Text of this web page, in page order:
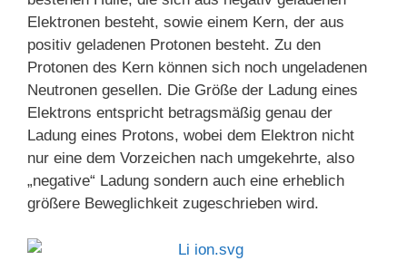
Elektronen besteht, sowie einem Kern, der aus
positiv geladenen Protonen besteht. Zu den
Protonen des Kern können sich noch ungeladenen
Neutronen gesellen. Die Größe der Ladung eines
Elektrons entspricht betragsmäßig genau der
Ladung eines Protons, wobei dem Elektron nicht
nur eine dem Vorzeichen nach umgekehrte, also
„negative“ Ladung sondern auch eine erheblich
größere Beweglichkeit zugeschrieben wird.